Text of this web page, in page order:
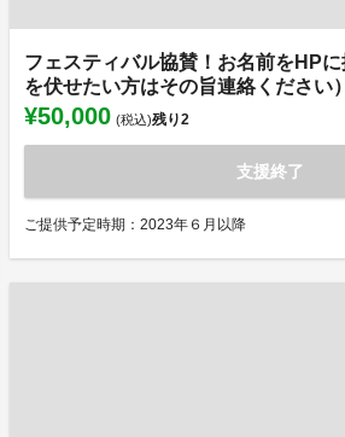
フェスティバル協賛！お名前をHP
を伏せたい方はその旨連絡ください
¥50,000 (税込)残り2
支援終了
ご提供予定時期：2023年６月以降